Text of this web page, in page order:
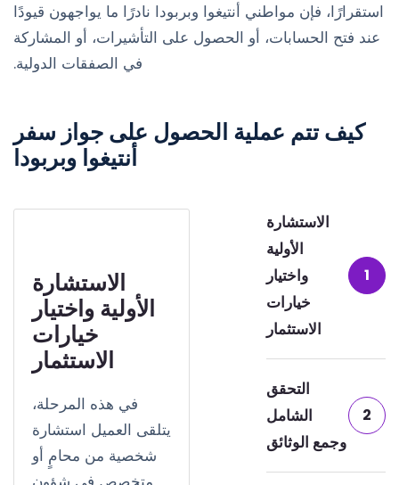
استقرارًا، فإن مواطني أنتيغوا وبربودا نادرًا ما يواجهون قيودًا
عند فتح الحسابات، أو الحصول على التأشيرات، أو المشاركة
في الصفقات الدولية.
كيف تتم عملية الحصول على جواز سفر
أنتيغوا وبربودا
1
الاستشارة
الأولية
واختيار
خيارات
الاستثمار
2
التحقق
الشامل
وجمع الوثائق
الاستشارة
الأولية واختيار
خيارات
الاستثمار
في هذه المرحلة،
يتلقى العميل استشارة
شخصية من محامٍ أو